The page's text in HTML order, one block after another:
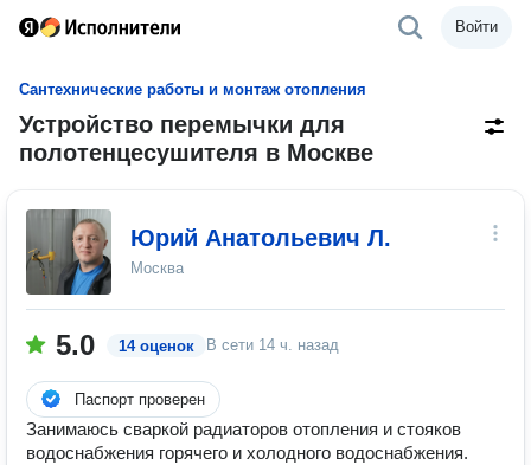
Войти
Сантехнические работы и монтаж отопления
Устройство перемычки для
полотенцесушителя в Москве
Юрий Анатольевич Л.
Москва
5.0 14 оценок В сети 14 ч. назад
Паспорт проверен
Занимаюсь сваркой радиаторов отопления и стояков
водоснабжения горячего и холодного водоснабжения.